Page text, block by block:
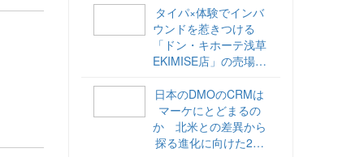
タイパ×体験でインバ
ウンドを惹きつける
「ドン・キホーテ浅草
EKIMISE店」の売場づ
日本のDMOのCRMは
マーケにとどまるの
か 北米との差異から
探る進化に向けた2ス